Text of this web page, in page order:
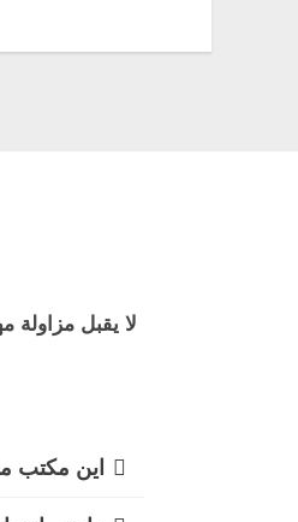
لا يقبل مزاولة
اين مكتب